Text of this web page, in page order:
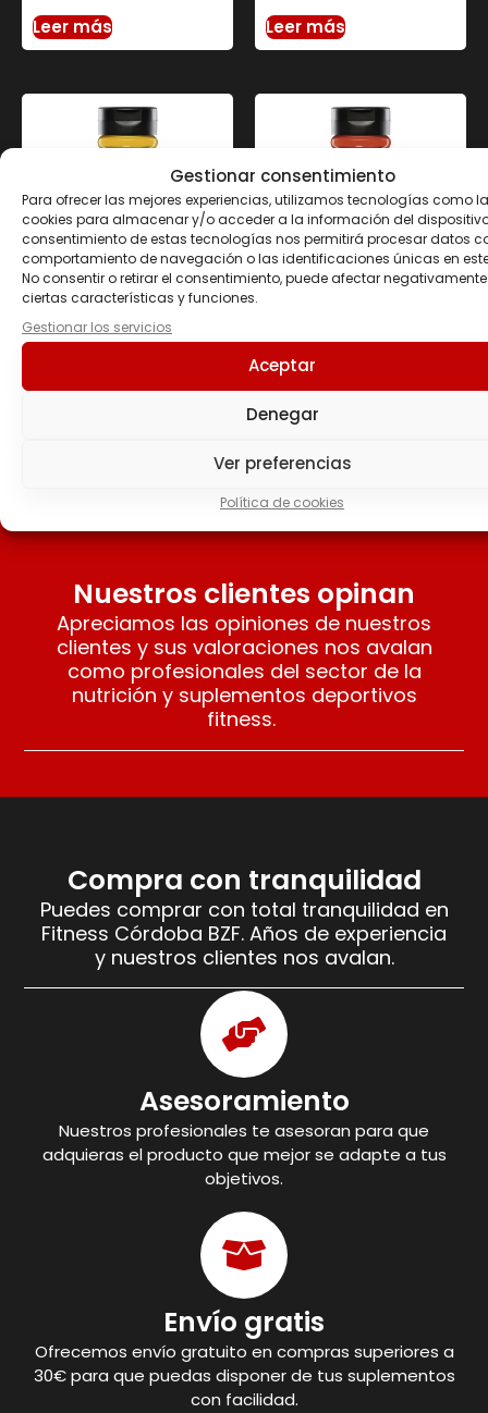
Gestionar consentimiento
Para ofrecer las mejores experiencias, utilizamos tecnologías como
cookies para almacenar y/o acceder a la información del
consentimiento de estas tecnologías nos permitirá procesar datos
comportamiento de navegación o las identificaciones únicas en
No consentir o retirar el consentimiento, puede afectar
ciertas características y funciones.
Gestionar los servicios
Aceptar
Denegar
Ver preferencias
Política de cookies
Leer más Leer más
SALSA ZERO 320 ML
Miel&Mostaza
3.90€
Salsa Picante
SERVIVITA
3.90€
Nuestros clientes opinan
Apreciamos las opiniones de nuestros
clientes y sus valoraciones nos avalan
como profesionales del sector de la
nutrición y suplementos deportivos
fitness.
Compra con tranquilidad
Puedes comprar con total tranquilidad en
Fitness Córdoba BZF. Años de experiencia
y nuestros clientes nos avalan.
Asesoramiento
Nuestros profesionales te asesoran para que
adquieras el producto que mejor se adapte a tus
objetivos.
Envío gratis
Ofrecemos envío gratuito en compras superiores a
30€ para que puedas disponer de tus suplementos
con facilidad.